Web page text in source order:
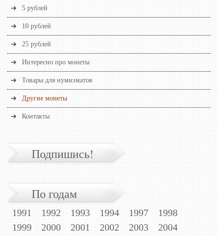
5 рублей
10 рублей
25 рублей
Интересно про монеты
Товары для нумизматов
Другие монеты
Контакты
Подпишись!
По годам
1991 1992 1993 1994 1997
1998
1999
2000 2001 2002 2003
2004